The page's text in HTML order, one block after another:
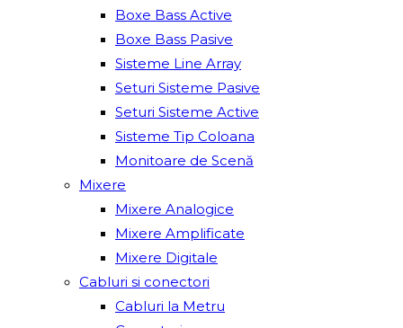
Boxe Bass Active
Boxe Bass Pasive
Sisteme Line Array
Seturi Sisteme Pasive
Seturi Sisteme Active
Sisteme Tip Coloana
Monitoare de Scenă
Mixere
Mixere Analogice
Mixere Amplificate
Mixere Digitale
Cabluri si conectori
Cabluri la Metru